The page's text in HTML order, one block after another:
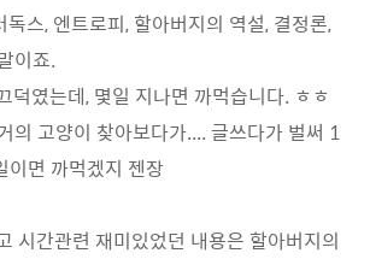
스, 엔트로피, 할아버지의 역설, 결정론,
이죠.
덕였는데, 몇일 지나면 까먹습니다. ㅎㅎ
의 고양이 찾아보다가.... 글쓰다가 벌써 1
이면 까먹겠지 젠장
시간관련 재미있었던 내용은 할아버지의